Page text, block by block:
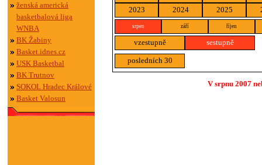
ženská americká
basketbalová liga
WNBA
BK Žabiny
Basket.idnes.cz
USK Basketbal
BK Trutnov
SOKOL Hradec Králové
Basket Valosun
2023
2024 2025
srpen září říjen
vzestupně sestupně
posledních 30
V srpnu 2007